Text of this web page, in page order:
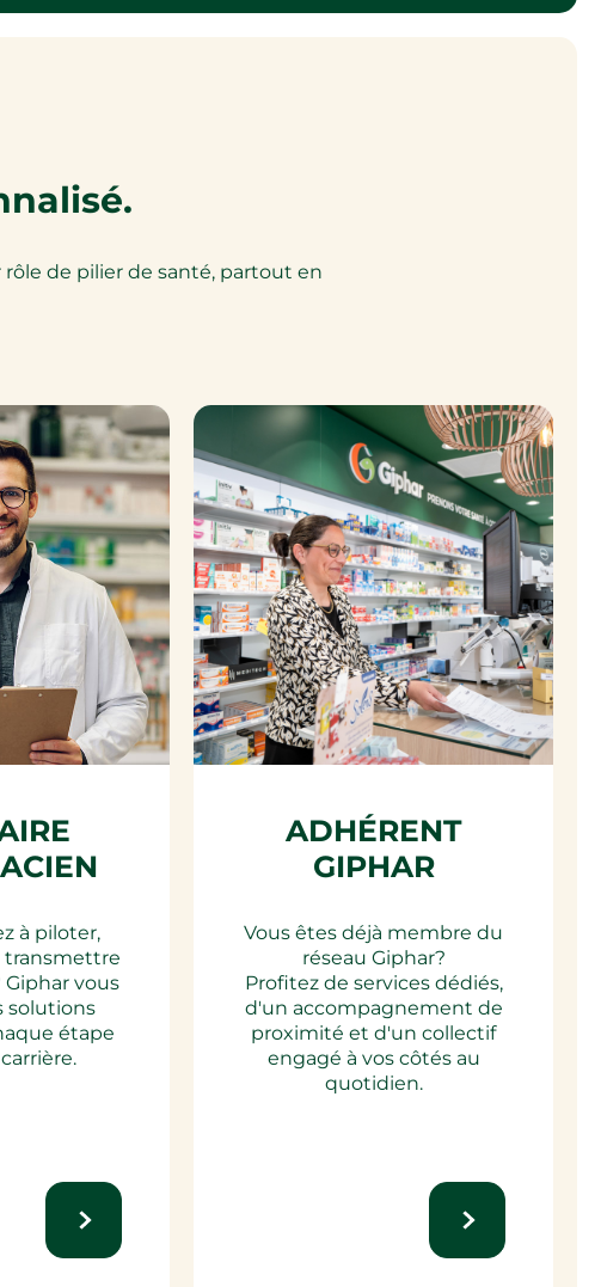
de pilier de santé, partout en
à piloter,
transmettre
vous
solutions
étape
ADHÉRENT
GIPHAR
Vous êtes déjà membre du
réseau Giphar?
Profitez de services dédiés,
d'un accompagnement de
proximité et d'un collectif
engagé à vos côtés au
quotidien.